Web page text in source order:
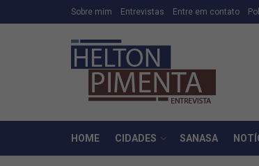
Sobre mim Entrevistas Entre em contato
HOME CIDADES SANASA